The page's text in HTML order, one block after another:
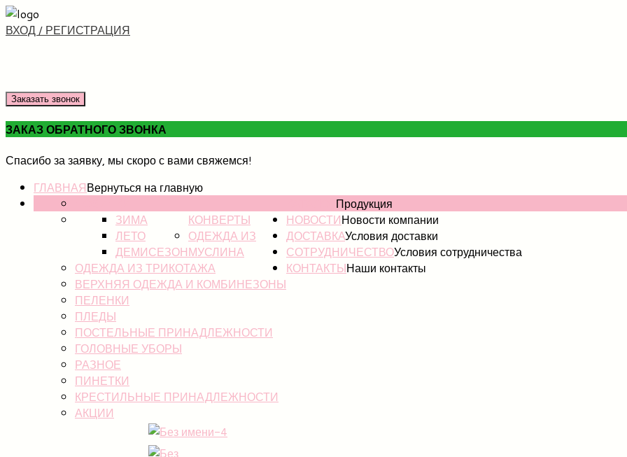
ВХОД / РЕГИСТРАЦИЯ
Заказать звонок
ЗАКАЗ ОБРАТНОГО ЗВОНКА
Спасибо за заявку, мы скоро с вами свяжемся!
ГЛАВНАЯВернуться на главную
Продукция
КОНВЕРТЫ
ЗИМА
ЛЕТО
ДЕМИСЕЗОН
ОДЕЖДА ИЗ
МУСЛИНА
ОДЕЖДА ИЗ ТРИКОТАЖА
ВЕРХНЯЯ ОДЕЖДА И КОМБИНЕЗОНЫ
ПЕЛЕНКИ
ПЛЕДЫ
ПОСТЕЛЬНЫЕ ПРИНАДЛЕЖНОСТИ
ГОЛОВНЫЕ УБОРЫ
РАЗНОЕ
ПИНЕТКИ
КРЕСТИЛЬНЫЕ ПРИНАДЛЕЖНОСТИ
АКЦИИ
НОВОСТИНовости компании
ДОСТАВКАУсловия доставки
СОТРУДНИЧЕСТВОУсловия сотрудничества
КОНТАКТЫНаши контакты